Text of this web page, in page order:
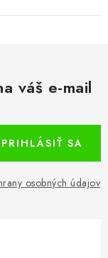
váš e-mail
osobných údajov
PRIHLÁSIŤ SA